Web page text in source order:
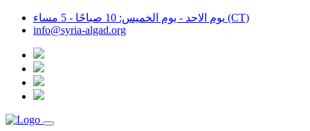
يوم الاحد - يوم الخميس: 10 صباحًا - 5 مساء (CT)
info@syria-algad.org